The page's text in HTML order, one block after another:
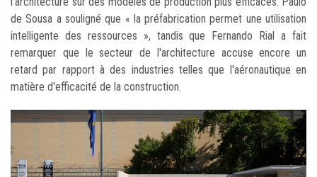
de Sousa a souligné que « la préfabrication permet une utilisation
intelligente des ressources », tandis que Fernando Rial a fait
remarquer que le secteur de l'architecture accuse encore un
retard par rapport à des industries telles que l'aéronautique en
matière d'efficacité de la construction.